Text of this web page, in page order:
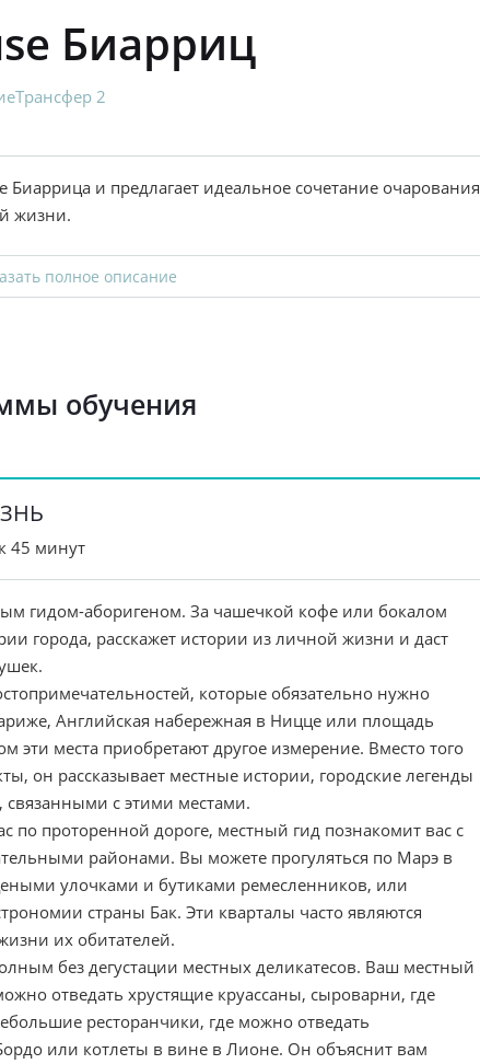
Биарриц
Трансфер 2
и предлагает идеальное сочетание очарования
жизни.
полное описание
обучения
45 минут
гидом-аборигеном. За чашечкой кофе или бокалом
города, расскажет истории из личной жизни и даст
которые обязательно нужно
Английская набережная в Ницце или площадь
эти места приобретают другое измерение. Вместо того
он рассказывает местные истории, городские легенды
с этими местами.
по проторенной дороге, местный гид познакомит вас с
районами. Вы можете прогуляться по Марэ в
улочками и бутиками ремесленников, или
страны Бак. Эти кварталы часто являются
их обитателей.
без дегустации местных деликатесов. Ваш местный
отведать хрустящие круассаны, сыроварни, где
ресторанчики, где можно отведать
или котлеты в вине в Лионе. Он объяснит вам